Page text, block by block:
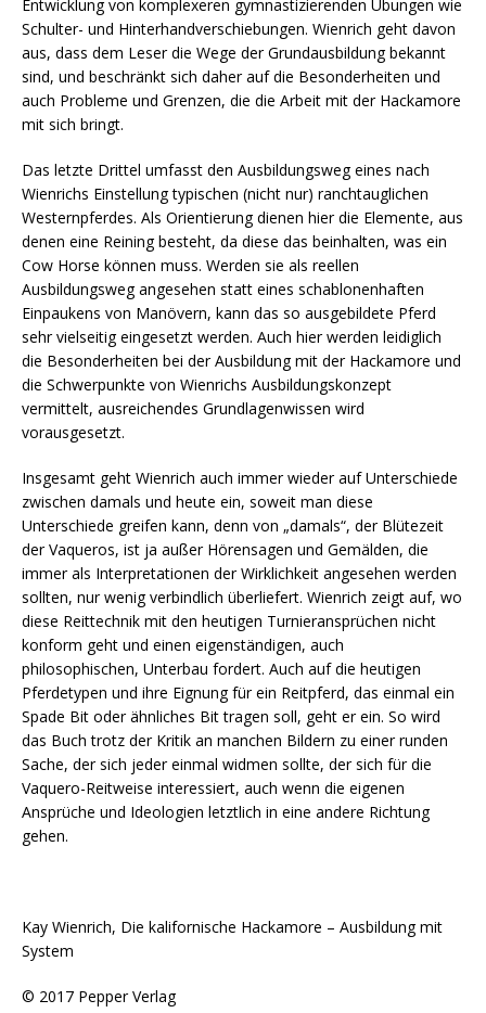
Entwicklung von komplexeren gymnastizierenden Übungen wie
Schulter- und Hinterhandverschiebungen. Wienrich geht davon
aus, dass dem Leser die Wege der Grundausbildung bekannt
sind, und beschränkt sich daher auf die Besonderheiten und
auch Probleme und Grenzen, die die Arbeit mit der Hackamore
mit sich bringt.
Das letzte Drittel umfasst den Ausbildungsweg eines nach
Wienrichs Einstellung typischen (nicht nur) ranchtauglichen
Westernpferdes. Als Orientierung dienen hier die Elemente, aus
denen eine Reining besteht, da diese das beinhalten, was ein
Cow Horse können muss. Werden sie als reellen
Ausbildungsweg angesehen statt eines schablonenhaften
Einpaukens von Manövern, kann das so ausgebildete Pferd
sehr vielseitig eingesetzt werden. Auch hier werden leidiglich
die Besonderheiten bei der Ausbildung mit der Hackamore und
die Schwerpunkte von Wienrichs Ausbildungskonzept
vermittelt, ausreichendes Grundlagenwissen wird
vorausgesetzt.
Insgesamt geht Wienrich auch immer wieder auf Unterschiede
zwischen damals und heute ein, soweit man diese
Unterschiede greifen kann, denn von „damals“, der Blütezeit
der Vaqueros, ist ja außer Hörensagen und Gemälden, die
immer als Interpretationen der Wirklichkeit angesehen werden
sollten, nur wenig verbindlich überliefert. Wienrich zeigt auf, wo
diese Reittechnik mit den heutigen Turnieransprüchen nicht
konform geht und einen eigenständigen, auch
philosophischen, Unterbau fordert. Auch auf die heutigen
Pferdetypen und ihre Eignung für ein Reitpferd, das einmal ein
Spade Bit oder ähnliches Bit tragen soll, geht er ein. So wird
das Buch trotz der Kritik an manchen Bildern zu einer runden
Sache, der sich jeder einmal widmen sollte, der sich für die
Vaquero-Reitweise interessiert, auch wenn die eigenen
Ansprüche und Ideologien letztlich in eine andere Richtung
gehen.
Kay Wienrich, Die kalifornische Hackamore – Ausbildung mit
System
© 2017 Pepper Verlag